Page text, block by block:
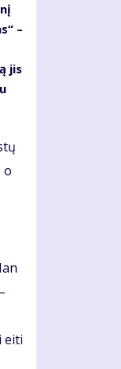
–
jis
o
eiti